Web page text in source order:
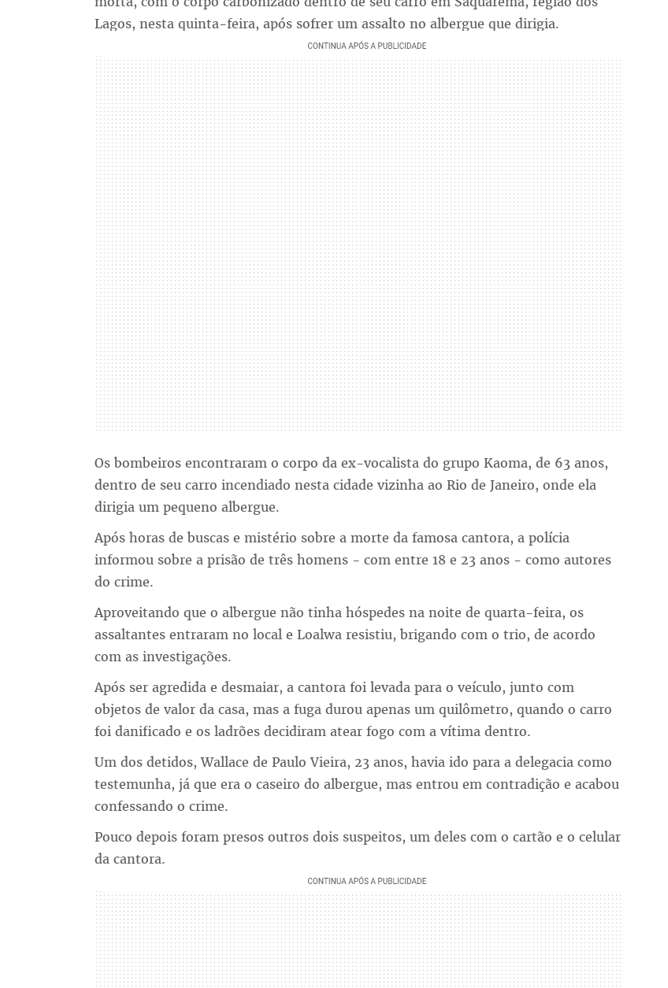
Lagos, nesta quinta-feira, após sofrer um assalto no albergue que dirigia.
Os bombeiros encontraram o corpo da ex-vocalista do grupo Kaoma, de 63 anos,
dentro de seu carro incendiado nesta cidade vizinha ao Rio de Janeiro, onde ela
dirigia um pequeno albergue.
Após horas de buscas e mistério sobre a morte da famosa cantora, a polícia
informou sobre a prisão de três homens - com entre 18 e 23 anos - como autores
do crime.
Aproveitando que o albergue não tinha hóspedes na noite de quarta-feira, os
assaltantes entraram no local e Loalwa resistiu, brigando com o trio, de acordo
com as investigações.
Após ser agredida e desmaiar, a cantora foi levada para o veículo, junto com
objetos de valor da casa, mas a fuga durou apenas um quilômetro, quando o carro
foi danificado e os ladrões decidiram atear fogo com a vítima dentro.
Um dos detidos, Wallace de Paulo Vieira, 23 anos, havia ido para a delegacia como
testemunha, já que era o caseiro do albergue, mas entrou em contradição e acabou
confessando o crime.
Pouco depois foram presos outros dois suspeitos, um deles com o cartão e o celular
da cantora.